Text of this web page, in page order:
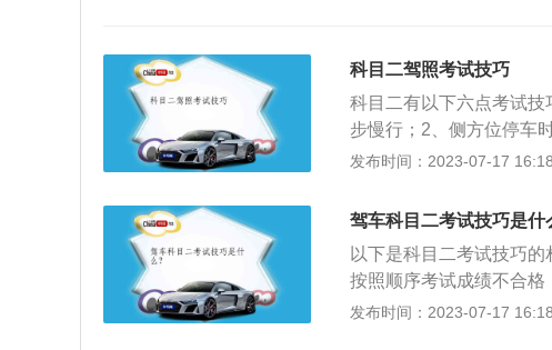
科目二驾照考试技巧
科目二有以下六点考试
步慢行；2、侧方位停车
定点注意如果没有把握，
车将车轮回正或将车身摆
急，进入弯道后尽量走
点，把控好关键点和时
目二各项目考试技巧：1
角转弯左侧的标线。当车
发布时间：2023-07-17
驾车科目二考试技巧是什
以下是科目二考试技巧
按照顺序考试成绩不合
车主要扣分点在转向灯、
发布时间：2023-07-17